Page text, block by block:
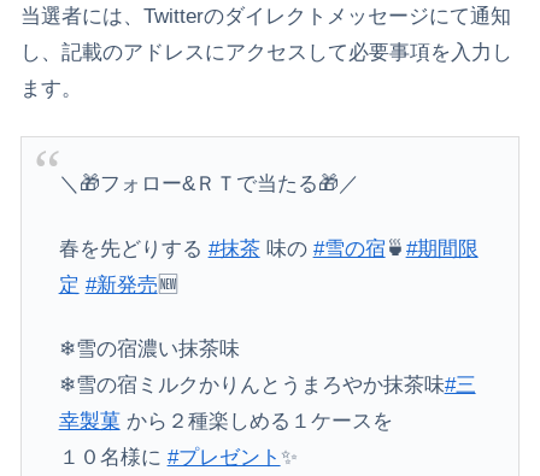
当選者には、Twitterのダイレクトメッセージにて通知
し、記載のアドレスにアクセスして必要事項を入力し
ます。
＼🎁フォロー&ＲＴで当たる🎁／
春を先どりする #抹茶味の #雪の宿 🍵 #期間限
定 #新発売🆕
❄雪の宿濃い抹茶味
❄雪の宿ミルクかりんとうまろやか抹茶味#三
幸製菓から２種楽しめる１ケースを
１０名様に #プレゼント ✨